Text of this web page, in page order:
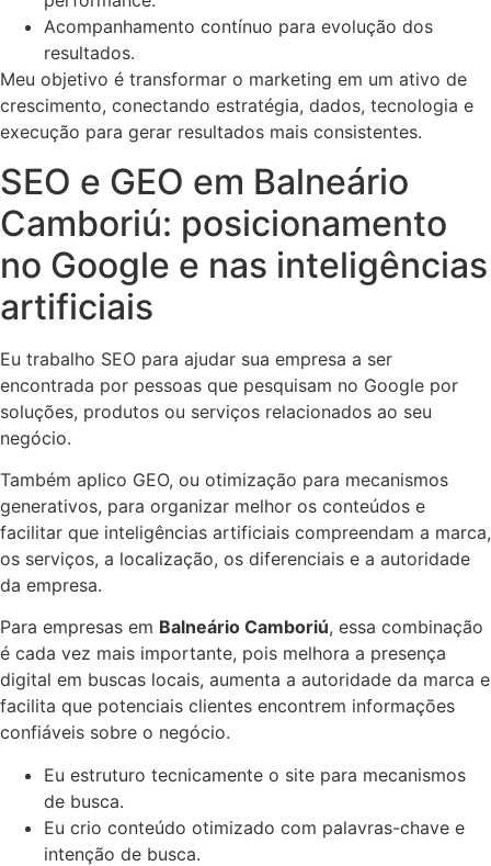
Acompanhamento contínuo para evolução dos
resultados.
Meu objetivo é transformar o marketing em um ativo de
crescimento, conectando estratégia, dados, tecnologia e
execução para gerar resultados mais consistentes.
SEO e GEO em Balneário
Camboriú: posicionamento
no Google e nas inteligências
artificiais
Eu trabalho SEO para ajudar sua empresa a ser
encontrada por pessoas que pesquisam no Google por
soluções, produtos ou serviços relacionados ao seu
negócio.
Também aplico GEO, ou otimização para mecanismos
generativos, para organizar melhor os conteúdos e
facilitar que inteligências artificiais compreendam a marca,
os serviços, a localização, os diferenciais e a autoridade
da empresa.
Para empresas em Balneário Camboriú, essa combinação
é cada vez mais importante, pois melhora a presença
digital em buscas locais, aumenta a autoridade da marca e
facilita que potenciais clientes encontrem informações
confiáveis sobre o negócio.
Eu estruturo tecnicamente o site para mecanismos
de busca.
Eu crio conteúdo otimizado com palavras-chave e
intenção de busca.